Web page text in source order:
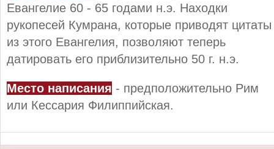
Евангелие 60 - 65 годами н.э. Находки
рукопесей Кумрана, которые приводят цитаты
из этого Евангелия, позволяют теперь
датировать его приблизительно 50 г. н.э.
Место написания - предположительно Рим
или Кессария Филиппийская.